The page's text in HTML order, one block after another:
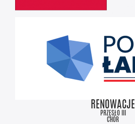
RENOWACJE
PRZĘSŁO III
CHÓR